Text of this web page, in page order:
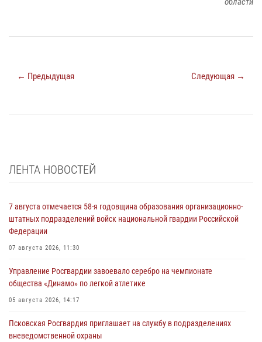
← Предыдущая Следующая →
ЛЕНТА НОВОСТЕЙ
7 августа отмечается 58-я годовщина образования организационно-
штатных подразделений войск национальной гвардии Российской
Федерации
07 августа 2026, 11:30
Управление Росгвардии завоевало серебро на чемпионате
общества «Динамо» по легкой атлетике
05 августа 2026, 14:17
Псковская Росгвардия приглашает на службу в подразделениях
вневедомственной охраны